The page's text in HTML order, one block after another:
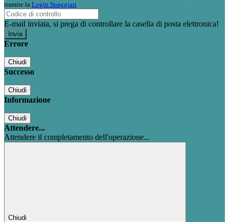
tramite la Login Spaggiari
E-mail inviata, si prega di controllare la casella di posta elettronica!
Errore
Chiudi
Successo
Chiudi
Informazione
Chiudi
Attendere...
Attendere il completamento dell'operazione...
Chiudi